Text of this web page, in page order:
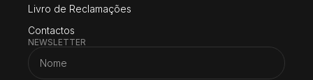
Livro de Reclamações
Contactos
NEWSLETTER